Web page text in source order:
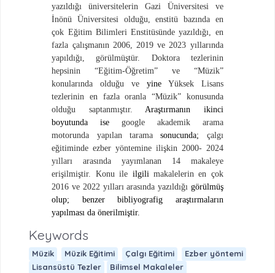
yazıldığı üniversitelerin Gazi Üniversitesi ve
İnönü Üniversitesi olduğu, enstitü bazında en
çok Eğitim Bilimleri Enstitüsünde yazıldığı, en
fazla çalışmanın 2006, 2019 ve 2023 yıllarında
yapıldığı, görülmüştür. Doktora tezlerinin
hepsinin “Eğitim-Öğretim” ve “Müzik”
konularında olduğu ve yine
Yüksek Lisans
tezlerinin en fazla oranla “Müzik” konusunda
olduğu saptanmıştır. Araştırmanın ikinci
boyutunda ise google akademik arama
motorunda yapılan taramasonucunda; çalgı
eğitiminde ezber yöntemine ilişkin 2000- 2024
yılları arasında yayımlanan 14 makaleye
erişilmiştir. Konu ile ilgili makalelerin en çok
2016 ve 2022 yılları arasında yazıldığı görülmüş
olup; benzer bibliyografig araştırmaların
yapılması da önerilmiştir.
Keywords
Müzik Müzik Eğitimi Çalgı Eğitimi
Ezber yöntemi
Lisansüstü Tezler
Bilimsel Makaleler